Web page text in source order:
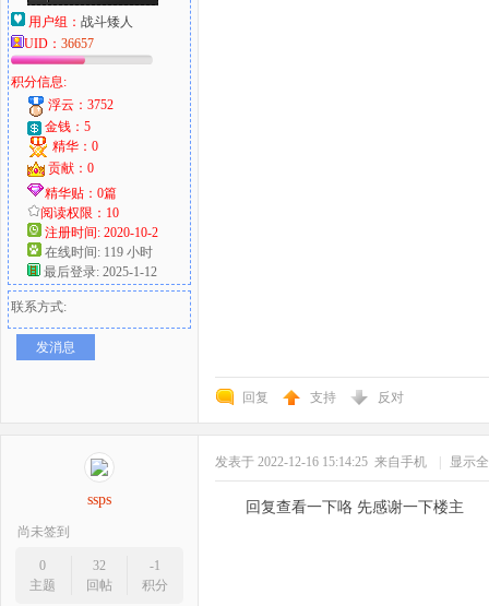
用户组： 战斗矮人
UID： 36657
积分信息:
浮云：3752
金钱：5
精华：0
贡献：0
精华贴：0篇
阅读权限：10
注册时间: 2020-10-2
在线时间: 119 小时
最后登录: 2025-1-12
联系方式:
发消息
回复 支持 反对
ssps
尚未签到
0
主题
32
回帖
-1
积分
发表于 2022-12-16 15:14:25 来自手机 显示
回复查看一下咯 先感谢一下楼主